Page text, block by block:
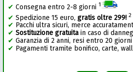
✔ Consegna entro 2-8 giorni 1
✔ Spedizione 15 euro,gratis oltre 299! 2
✔ Pacchi ultra sicuri, merce
✔ Sostituzione gratuitain caso di
✔ Garanzia di 2 anni, resi entro 20 giorni
✔ Pagamenti tramite bonifico, carte,